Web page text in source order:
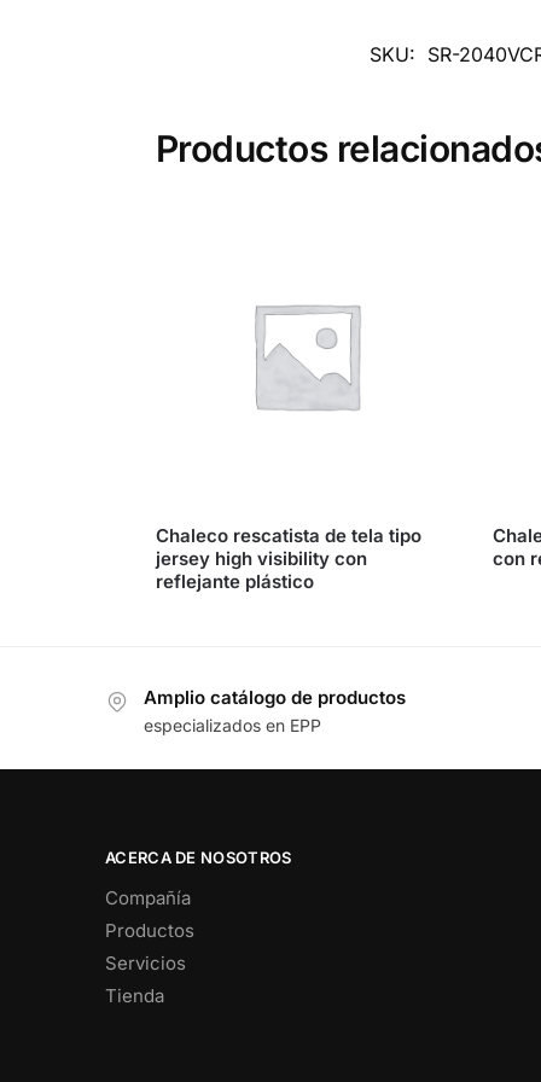
SKU: SR-
Productos
Chaleco rescatista de tela tipo
jersey high visibility con
reflejante plástico
con
Amplio catálogo de productos
especializados en EPP
ACERCA DE NOSOTROS
Compañía
Productos
Servicios
Tienda